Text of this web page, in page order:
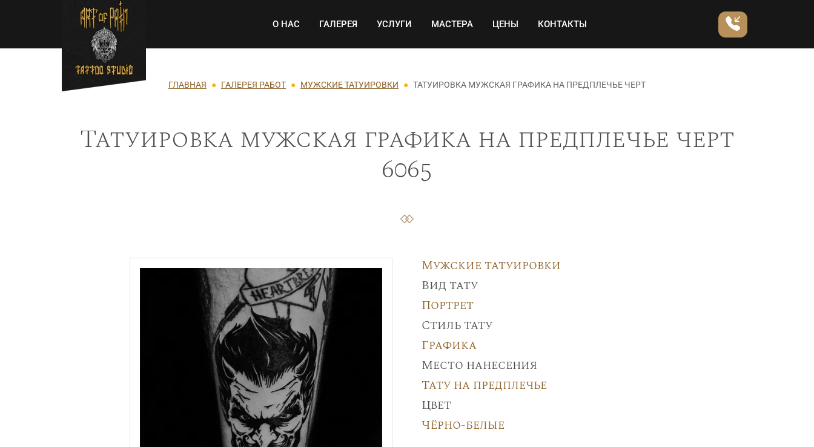
Перейти к основному содержанию Основная навигация
О НАС ГАЛЕРЕЯ УСЛУГИ МАСТЕРА ЦЕНЫ КОНТАКТЫ
Строка навигации
ГЛАВНАЯ ГАЛЕРЕЯ РАБОТ МУЖСКИЕ ТАТУИРОВКИ ТАТУИРОВКА МУЖСКАЯ ГРАФИКА НА ПРЕДПЛЕЧЬЕ ЧЕРТ
Татуировка мужская графика на предплечье черт
6065
Мужские татуировки
Вид тату
Портрет
Стиль тату
Графика
Место нанесения
Тату на предплечье
Цвет
Чёрно-белые